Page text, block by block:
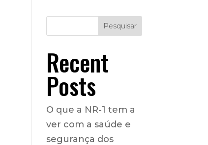
Pesquisar
Recent
Posts
O que a NR-1 tem a
ver com a saúde e
segurança dos